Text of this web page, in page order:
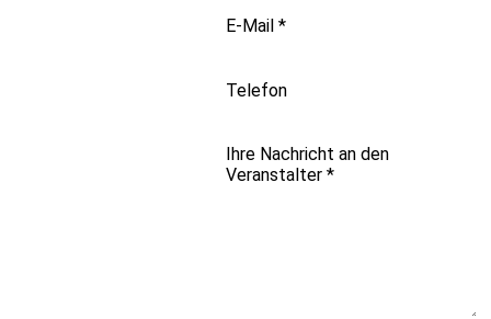
E-Mail *
Telefon
Ihre Nachricht an den
Veranstalter *